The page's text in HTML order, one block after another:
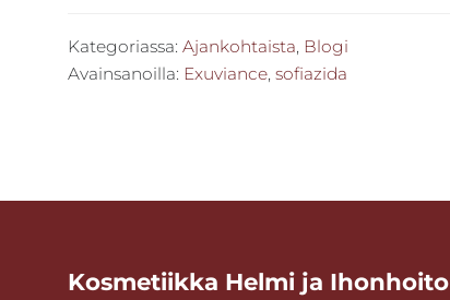
Kategoriassa: Ajankohtaista, Blogi
Avainsanoilla: Exuviance, sofiazida
Kosmetiikka Helmi ja Ihonhoito